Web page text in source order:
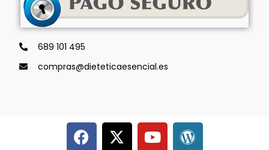
689 101 495
compras@dieteticaesencial.es